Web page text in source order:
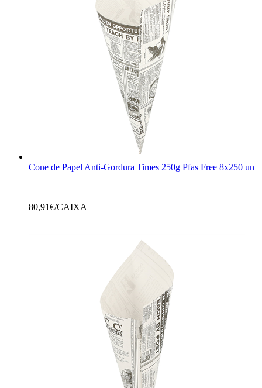
Cone de Papel Anti-Gordura Times 250g Pfas Free 8x250 un
80,91€/CAIXA